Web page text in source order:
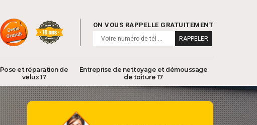
ON VOUS RAPPELLE GRATUITEMENT
Pose et réparation de
velux 17
Entreprise de nettoyage et démoussage
de toiture 17